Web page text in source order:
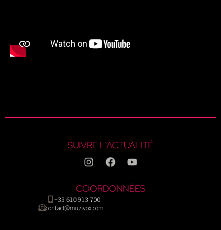
SUIVRE L'ACTUALITÉ
COORDONNÉES
+33 610 913 700
contact@muzivox.com